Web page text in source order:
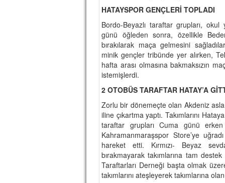
HATAYSPOR GENÇLERİ TOPLADI
Bordo-Beyazlı taraftar grupları,
günü öğleden sonra, özellikle
bırakılarak maça gelmesini
minik gençler tribünde yer alırken,
hafta arası olmasına bakmaksızın
istemişlerdi.
2 OTOBÜS TARAFTAR HATAY’A
Zorlu bir dönemeçte olan Akdeniz
iline çıkartma yaptı. Takımlarını
taraftar grupları Cuma günü
Kahramanmaraşspor Store’ye
hareket etti. Kırmızı- Beyaz
bırakmayarak takımlarına tam
Taraftarları Derneği başta olmak
takımlarını ateşleyerek takımlarına